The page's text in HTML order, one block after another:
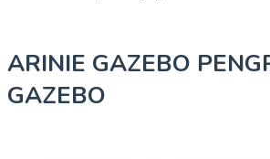
ARINIE GAZEBO
GAZEBO